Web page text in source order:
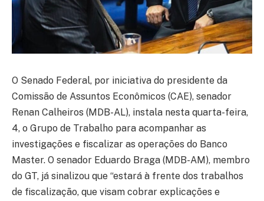
O Senado Federal, por iniciativa do presidente da
Comissão de Assuntos Econômicos (CAE), senador
Renan Calheiros (MDB-AL), instala nesta quarta-feira,
4, o Grupo de Trabalho para acompanhar as
investigações e fiscalizar as operações do Banco
Master. O senador Eduardo Braga (MDB-AM), membro
do GT, já sinalizou que “estará à frente dos trabalhos
de fiscalização, que visam cobrar explicações e